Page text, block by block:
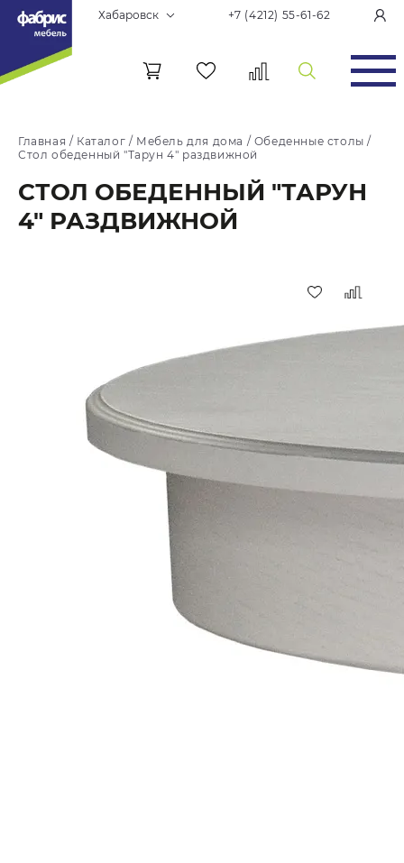
Хабаровск +7 (4212) 55-61-62
Главная / Каталог / Мебель для дома / Обеденные столы /
Стол обеденный "Тарун 4" раздвижной
СТОЛ ОБЕДЕННЫЙ "ТАРУН
4" РАЗДВИЖНОЙ